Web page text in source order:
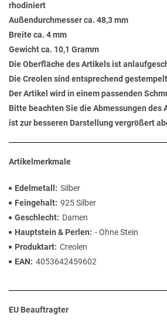
rhodiniert
Außendurchmesser ca. 48,3 mm
Breite ca. 4 mm
Gewicht ca. 10,1 Gramm
Die Oberfläche des Artikels ist
Die Creolen sind entsprechend gestempelt
Der Artikel wird in einem passenden
Bitte beachten Sie die Abmessungen des
ist zur besseren Darstellung vergrößert
Artikelmerkmale
Edelmetall
Silber
Feingehalt 925 Silber
Geschlecht
Damen
Hauptstein & Perlen
- Ohne Stein
Produktart Creolen
EAN
4053642459602
EU Beauftragter